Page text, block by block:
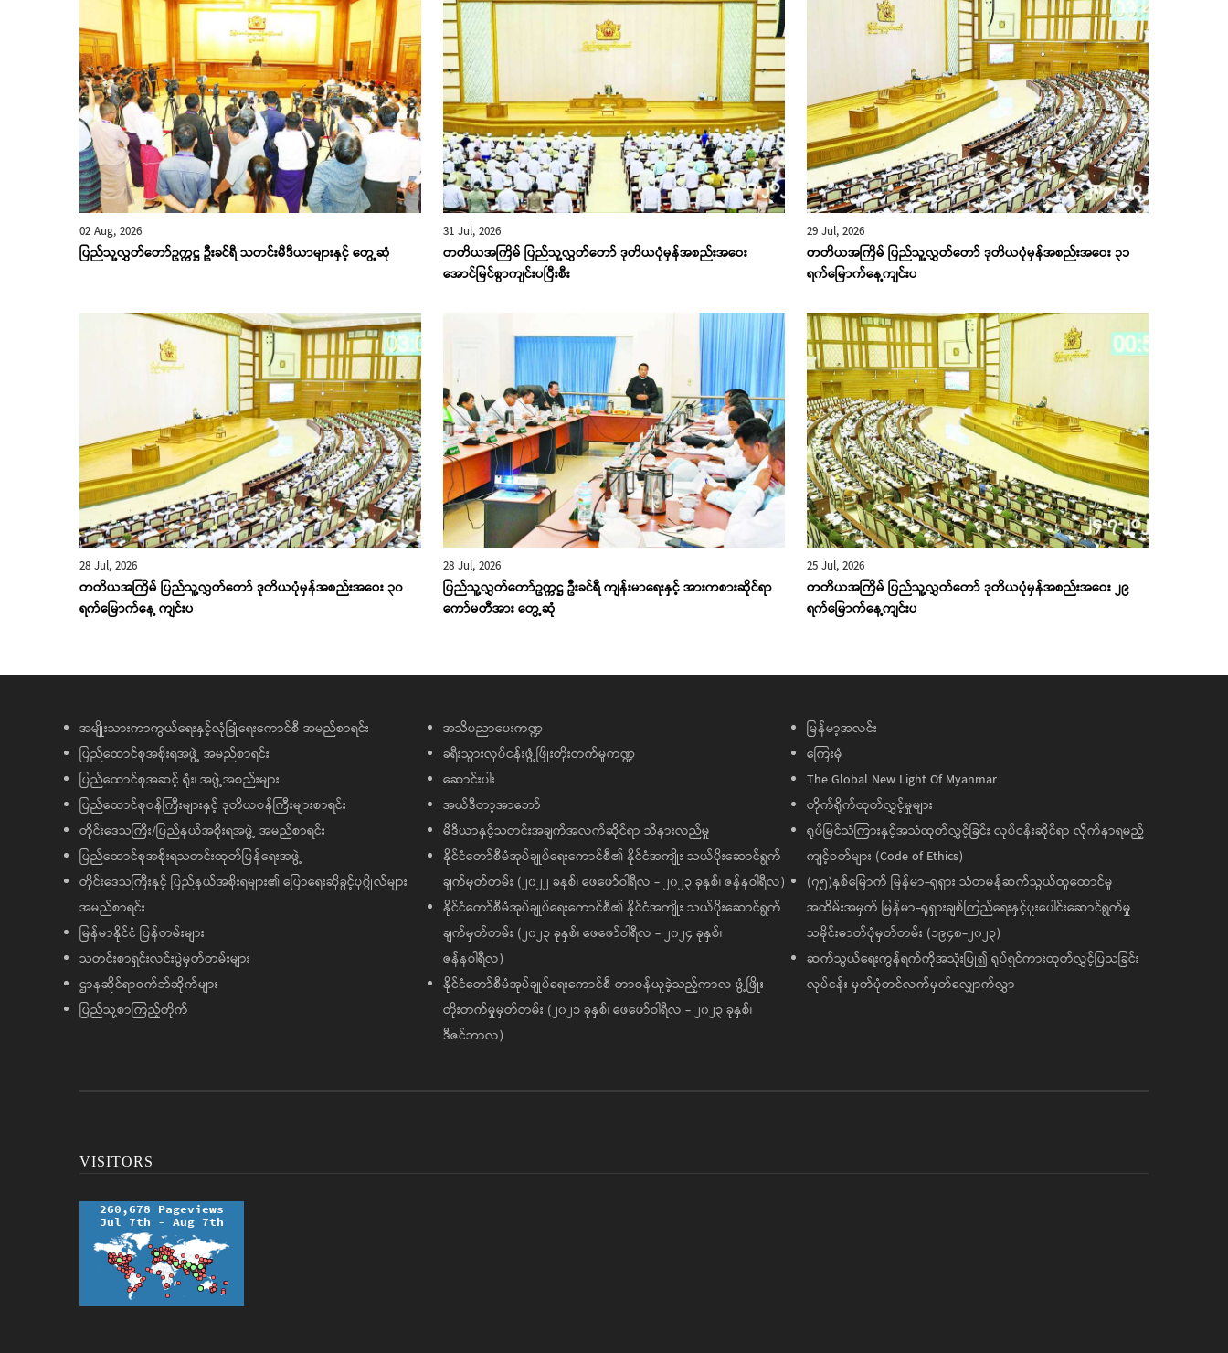
02 Aug, 2026
ပြည်သူ့လွှတ်တော်ဥက္ကဋ္ဌ ဦးခင်ရီ သတင်းမီဒီယာများနှင့် တွေ့ဆုံ
31 Jul, 2026
တတိယအကြိမ် ပြည်သူ့လွှတ်တော် ဒုတိယပုံမှန်အစည်းအဝေး
အောင်မြင်စွာကျင်းပပြီးစီး
29 Jul, 2026
တတိယအကြိမ် ပြည်သူ့လွှတ်တော် ဒုတိယပုံမှန်အစည်းအဝေး ၃၁
ရက်မြောက်နေ့ကျင်းပ
28 Jul, 2026
တတိယအကြိမ် ပြည်သူ့လွှတ်တော် ဒုတိယပုံမှန်အစည်းအဝေး ၃၀
ရက်မြောက်နေ့ ကျင်းပ
28 Jul, 2026
ပြည်သူ့လွှတ်တော်ဥက္ကဋ္ဌ ဦးခင်ရီ ကျန်းမာရေးနှင့် အားကစားဆိုင်ရာ
ကော်မတီအား တွေ့ဆုံ
25 Jul, 2026
တတိယအကြိမ် ပြည်သူ့လွှတ်တော် ဒုတိယပုံမှန်အစည်းအဝေး ၂၉
ရက်မြောက်နေ့ကျင်းပ
အမျိုးသားကာကွယ်ရေးနှင့်လုံခြုံရေးကောင်စီ အမည်စာရင်း
ပြည်ထောင်စုအစိုးရအဖွဲ့ အမည်စာရင်း
ပြည်ထောင်စုအဆင့် ရုံး၊ အဖွဲ့အစည်းများ
ပြည်ထောင်စုဝန်ကြီးများနှင့် ဒုတိယဝန်ကြီးများစာရင်း
တိုင်းဒေသကြီး/ပြည်နယ်အစိုးရအဖွဲ့ အမည်စာရင်း
ပြည်ထောင်စုအစိုးရသတင်းထုတ်ပြန်ရေးအဖွဲ့
တိုင်းဒေသကြီးနှင့် ပြည်နယ်အစိုးရများ၏ ပြောရေးဆိုခွင့်ပုဂ္ဂိုလ်များ
အမည်စာရင်း
မြန်မာနိုင်ငံ ပြန်တမ်းများ
သတင်းစာရှင်းလင်းပွဲမှတ်တမ်းများ
ဌာနဆိုင်ရာဝက်ဘ်ဆိုက်များ
ပြည်သူ့စာကြည့်တိုက်
အသိပညာပေးကဏ္ဍ
ခရီးသွားလုပ်ငန်းဖွံ့ဖြိုးတိုးတက်မှုကဏ္ဍ
ဆောင်းပါး
အယ်ဒီတာ့အာဘော်
မီဒီယာနှင့်သတင်းအချက်အလက်ဆိုင်ရာ သိနားလည်မှု
နိုင်ငံတော်စီမံအုပ်ချုပ်ရေးကောင်စီ၏ နိုင်ငံအကျိုး သယ်ပိုးဆောင်ရွက်
ချက်မှတ်တမ်း (၂၀၂၂ ခုနှစ်၊ ဖေဖော်ဝါရီလ - ၂၀၂၃ ခုနှစ်၊ ဇန်နဝါရီလ)
နိုင်ငံတော်စီမံအုပ်ချုပ်ရေးကောင်စီ၏ နိုင်ငံအကျိုး သယ်ပိုးဆောင်ရွက်
ချက်မှတ်တမ်း (၂၀၂၃ ခုနှစ်၊ ဖေဖော်ဝါရီလ - ၂၀၂၄ ခုနှစ်၊
ဇန်နဝါရီလ)
နိုင်ငံတော်စီမံအုပ်ချုပ်ရေးကောင်စီ တာဝန်ယူခဲ့သည့်ကာလ ဖွံ့ဖြိုး
တိုးတက်မှုမှတ်တမ်း (၂၀၂၁ ခုနှစ်၊ ဖေဖော်ဝါရီလ - ၂၀၂၃ ခုနှစ်၊
ဒီဇင်ဘာလ)
မြန်မာ့အလင်း
ကြေးမုံ
The Global New Light Of Myanmar
တိုက်ရိုက်ထုတ်လွှင့်မှုများ
ရုပ်မြင်သံကြားနှင့်အသံထုတ်လွှင့်ခြင်း လုပ်ငန်းဆိုင်ရာ လိုက်နာရမည့်
ကျင့်ဝတ်များ (Code of Ethics)
(၇၅)နှစ်မြောက် မြန်မာ-ရုရှား သံတမန်ဆက်သွယ်ထူထောင်မှု
အထိမ်းအမှတ် မြန်မာ-ရုရှားချစ်ကြည်ရေးနှင့်ပူးပေါင်းဆောင်ရွက်မှု
သမိုင်းဓာတ်ပုံမှတ်တမ်း (၁၉၄၈-၂၀၂၃)
ဆက်သွယ်ရေးကွန်ရက်ကိုအသုံးပြု၍ ရုပ်ရှင်ကားထုတ်လွှင့်ပြသခြင်း
လုပ်ငန်း မှတ်ပုံတင်လက်မှတ်လျှောက်လွှာ
VISITORS